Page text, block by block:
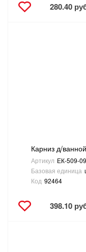
280.40
Карниз д/
Артикул ЕК-509-09
Базовая единица
Код 92464
398.10